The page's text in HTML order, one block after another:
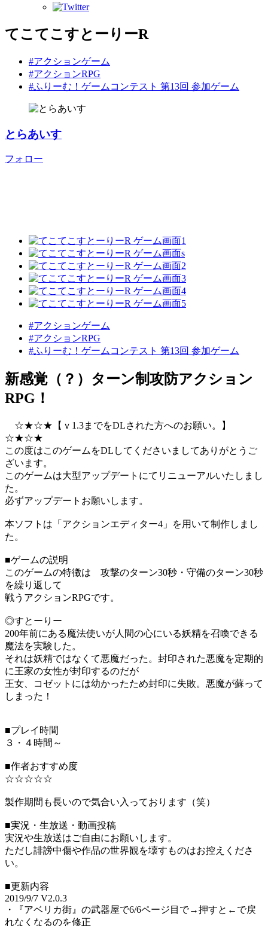
てこてこすとーりーR
#アクションゲーム
#アクションRPG
#ふりーむ！ゲームコンテスト 第13回 参加ゲーム
とらあいす
フォロー
#アクションゲーム
#アクションRPG
#ふりーむ！ゲームコンテスト 第13回 参加ゲーム
新感覚（？）ターン制攻防アクション
RPG！
☆★☆★【ｖ1.3までをDLされた方へのお願い。】
☆★☆★
この度はこのゲームをDLしてくださいましてありがとうご
ざいます。
このゲームは大型アップデートにてリニューアルいたしまし
た。
必ずアップデートお願いします。
本ソフトは「アクションエディター4」を用いて制作しまし
た。
■ゲームの説明
このゲームの特徴は 攻撃のターン30秒・守備のターン30秒
を繰り返して
戦うアクションRPGです。
◎すとーりー
200年前にある魔法使いが人間の心にいる妖精を召喚できる
魔法を実験した。
それは妖精ではなくて悪魔だった。封印された悪魔を定期的
に王家の女性が封印するのだが
王女、コゼットには幼かったため封印に失敗。悪魔が蘇って
しまった！
■プレイ時間
３・４時間～
■作者おすすめ度
☆☆☆☆☆
製作期間も長いので気合い入っております（笑）
■実況・生放送・動画投稿
実況や生放送はご自由にお願いします。
ただし誹謗中傷や作品の世界観を壊すものはお控えくださ
い。
■更新内容
2019/9/7 V2.0.3
・『アベリカ街』の武器屋で6/6ページ目で→押すと←で戻
れなくなるのを修正